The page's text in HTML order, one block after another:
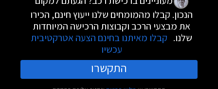
הנכון. קבלו מהמומחים שלנו ייעוץ חינם, הכירו
את מבצעי הרכב וקבוצות הרכישה המיוחדות
שלנו. קבלו מאיתנו בחינם הצעה אטרקטיבית
עכשיו
התקשרו